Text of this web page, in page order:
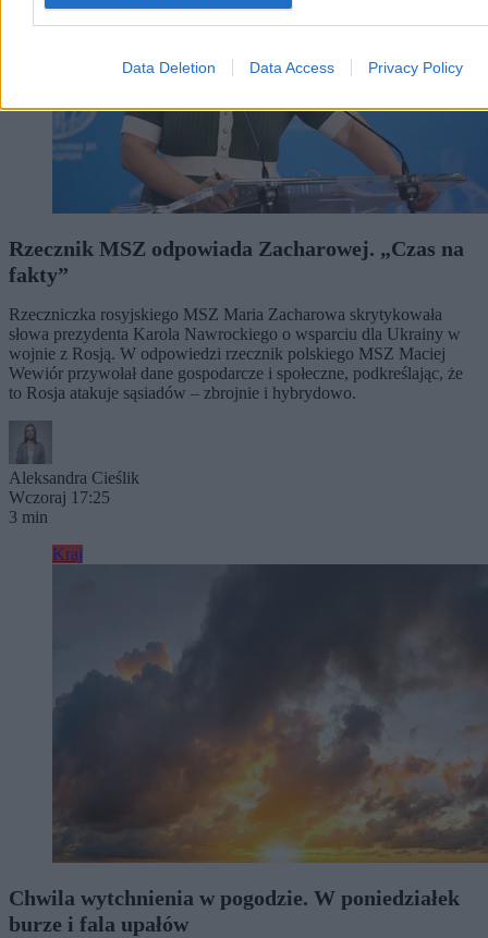
Data Deletion Data Access Privacy Policy
Rzecznik MSZ odpowiada Zacharowej. „Czas na
fakty”
Rzeczniczka rosyjskiego MSZ Maria Zacharowa skrytykowała
słowa prezydenta Karola Nawrockiego o wsparciu dla Ukrainy w
wojnie z Rosją. W odpowiedzi rzecznik polskiego MSZ Maciej
Wewiór przywołał dane gospodarcze i społeczne, podkreślając, że
to Rosja atakuje sąsiadów – zbrojnie i hybrydowo.
Aleksandra Cieślik
Wczoraj 17:25
3 min
Kraj
Chwila wytchnienia w pogodzie. W poniedziałek
burze i fala upałów